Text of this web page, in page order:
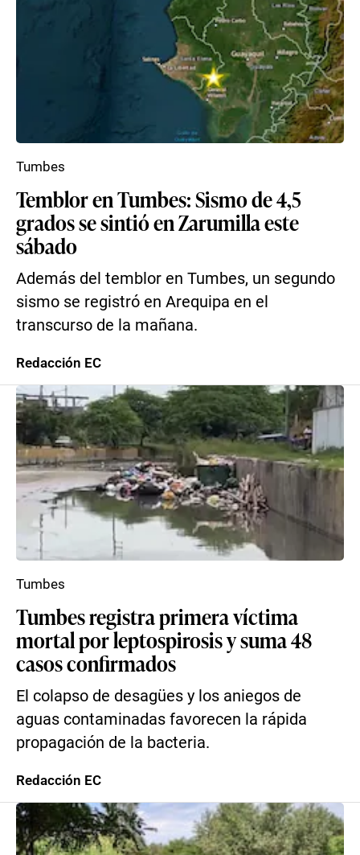
Temblor en Tumbes: Sismo de 4,5
grados se sintió en Zarumilla este
sábado
Además del temblor en Tumbes, un segundo
sismo se registró en Arequipa en el
transcurso de la mañana.
Tumbes
Redacción EC
Tumbes registra primera víctima
mortal por leptospirosis y suma 48
casos confirmados
El colapso de desagües y los aniegos de
aguas contaminadas favorecen la rápida
propagación de la bacteria.
Tumbes
Redacción EC